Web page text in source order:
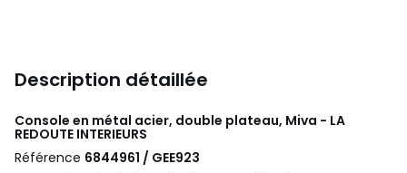
Description détaillée
Console en métal acier, double plateau, Miva - LA
REDOUTE INTERIEURS
Référence 6844961 / GEE923